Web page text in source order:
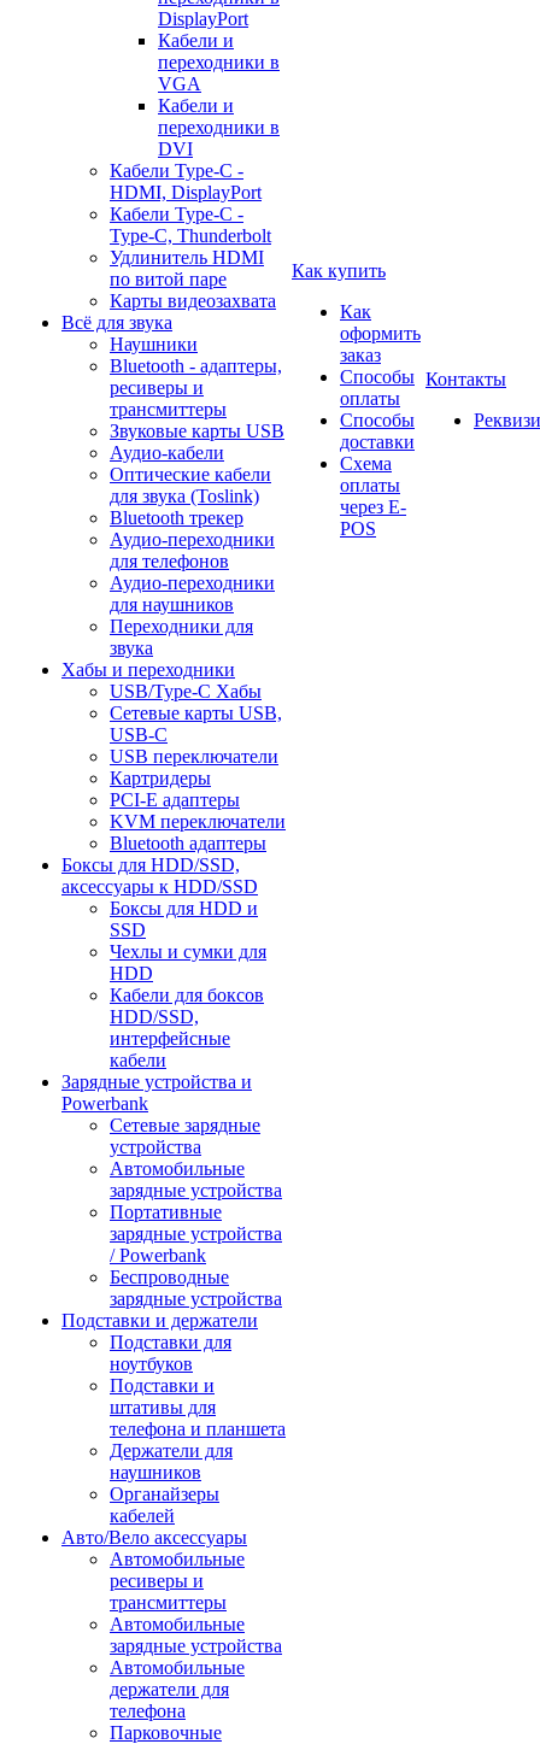
DisplayPort
Кабели и
переходники в
VGA
Кабели и
переходники в
DVI
Кабели Type-C -
HDMI, DisplayPort
Кабели Type-C -
Type-C, Thunderbolt
Удлинитель HDMI
по витой паре
Карты видеозахвата
Всё для звука
Наушники
Bluetooth - адаптеры,
ресиверы и
трансмиттеры
Звуковые карты USB
Аудио-кабели
Оптические кабели
для звука (Toslink)
Bluetooth трекер
Аудио-переходники
для телефонов
Аудио-переходники
для наушников
Переходники для
звука
Хабы и переходники
USB/Type-C Хабы
Сетевые карты USB,
USB-C
USB переключатели
Картридеры
PCI-E адаптеры
KVM переключатели
Bluetooth адаптеры
Боксы для HDD/SSD,
аксессуары к HDD/SSD
Боксы для HDD и
SSD
Чехлы и сумки для
HDD
Кабели для боксов
HDD/SSD,
интерфейсные
кабели
Зарядные устройства и
Powerbank
Сетевые зарядные
устройства
Автомобильные
зарядные устройства
Портативные
зарядные устройства
/ Powerbank
Беспроводные
зарядные устройства
Подставки и держатели
Подставки для
ноутбуков
Подставки и
штативы для
телефона и планшета
Держатели для
наушников
Органайзеры
кабелей
Авто/Вело аксессуары
Автомобильные
ресиверы и
трансмиттеры
Автомобильные
зарядные устройства
Автомобильные
держатели для
телефона
Парковочные
Как купить
Как
оформить
заказ
Способы
оплаты
Способы
доставки
Схема
оплаты
через E-
POS
Контакты